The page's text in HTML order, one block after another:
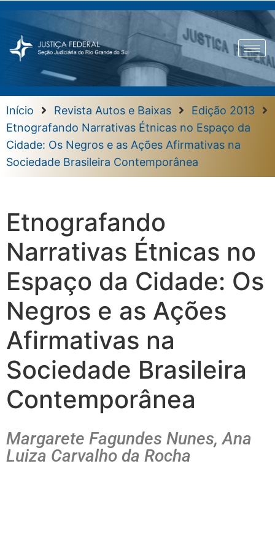
Início Revista Autos e Baixas
Edição 2013
Etnografando Narrativas Étnicas no Espaço da
Cidade: Os Negros e as Ações Afirmativas na
Sociedade Brasileira Contemporânea
Etnografando
Narrativas Étnicas no
Espaço da Cidade: Os
Negros e as Ações
Afirmativas na
Sociedade Brasileira
Contemporânea
Margarete Fagundes Nunes, Ana
Luiza Carvalho da Rocha